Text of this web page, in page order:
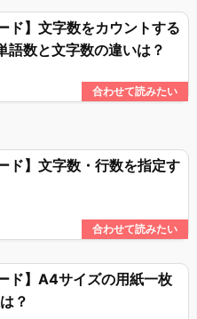
ド】文字数をカウントする
語数と文字数の違いは？
ド】文字数・行数を指定す
ド】A4サイズの用紙一枚
？